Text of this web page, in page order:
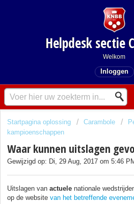
Helpdesk sectie
Welkom
Inloggen
Startpagina oplossing Carambole
kampioenschappen
Waar kunnen uitslagen
Gewijzigd op: Di, 29 Aug, 2017 om 5:46
Uitslagen van actuele nationale
op de website van het betreffende